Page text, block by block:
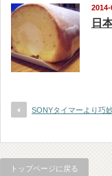
2014-
日
SONYタイマーより巧
トップページに戻る